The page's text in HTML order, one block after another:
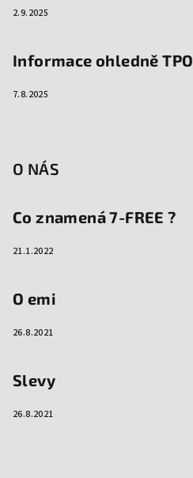
2.9.2025
Informace ohledně TPO
7.8.2025
O NÁS
Co znamená 7-FREE ?
21.1.2022
O emi
26.8.2021
Slevy
26.8.2021